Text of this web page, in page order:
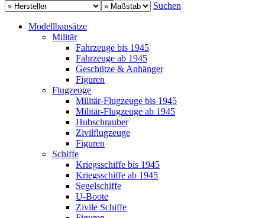
Suchen
Modellbausätze
Militär
Fahrzeuge bis 1945
Fahrzeuge ab 1945
Geschütze & Anhänger
Figuren
Flugzeuge
Militär-Flugzeuge bis 1945
Militär-Flugzeuge ab 1945
Hubschrauber
Zivilflugzeuge
Figuren
Schiffe
Kriegsschiffe bis 1945
Kriegsschiffe ab 1945
Segelschiffe
U-Boote
Zivile Schiffe